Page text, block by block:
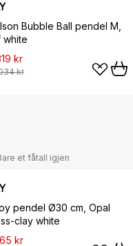
Bubble Ball pendel M,
white
kr
kr
et fåtall igjen
pendel Ø30 cm, Opal
clay white
kr